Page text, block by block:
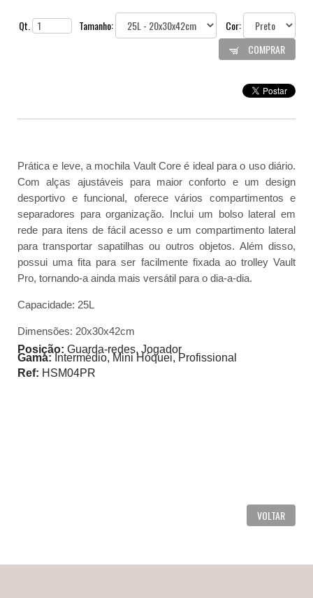
Qt. Tamanho:
Cor:
COMPRAR
Prática e leve, a mochila Vault Core é ideal para o uso diário.
Com alças ajustáveis para maior conforto e um design
desportivo e funcional, oferece vários compartimentos e
separadores para organização. Inclui um bolso lateral em
rede para itens de fácil acesso e um compartimento lateral
para transportar sapatilhas ou outros objetos. Além disso,
possui uma fita para ser facilmente fixada ao trolley Vault
Pro, tornando-a ainda mais versátil para o dia-a-dia.
Capacidade: 25L
Dimensões: 20x30x42cm
Gama: Intermédio, Mini Hóquei, Profissional
Posição: Guarda-redes, Jogador
Ref: HSM04PR
VOLTAR